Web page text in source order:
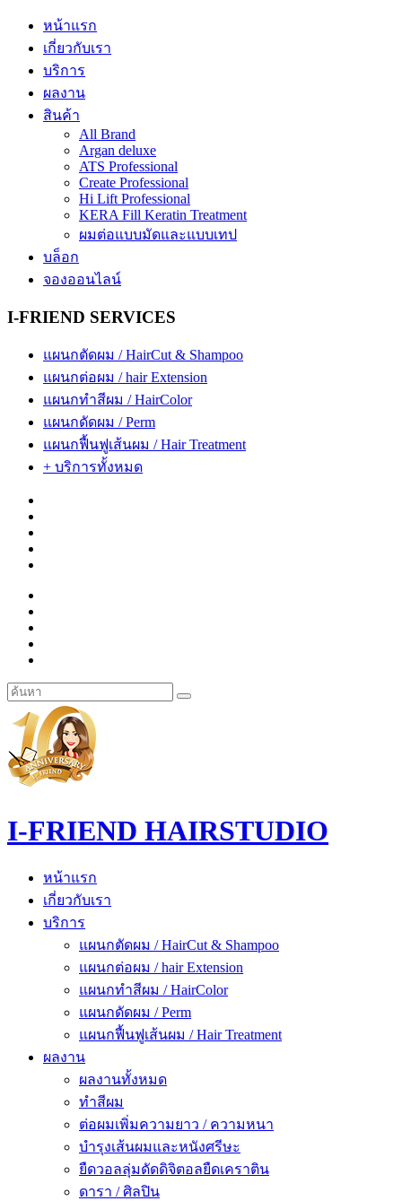
หน้าแรก
เกี่ยวกับเรา
บริการ
ผลงาน
สินค้า
All Brand
Argan deluxe
ATS Professional
Create Professional
Hi Lift Professional
KERA Fill Keratin Treatment
ผมต่อแบบมัดและแบบเทป
บล็อก
จองออนไลน์
I-FRIEND SERVICES
แผนกตัดผม / HairCut & Shampoo
แผนกต่อผม / hair Extension
แผนกทำสีผม / HairColor
แผนกดัดผม / Perm
แผนกฟื้นฟูเส้นผม / Hair Treatment
+ บริการทั้งหมด
I-FRIEND HAIRSTUDIO
หน้าแรก
เกี่ยวกับเรา
บริการ
แผนกตัดผม / HairCut & Shampoo
แผนกต่อผม / hair Extension
แผนกทำสีผม / HairColor
แผนกดัดผม / Perm
แผนกฟื้นฟูเส้นผม / Hair Treatment
ผลงาน
ผลงานทั้งหมด
ทำสีผม
ต่อผมเพิ่มความยาว / ความหนา
บำรุงเส้นผมและหนังศรีษะ
ยืดวอลลุ่มดัดดิจิตอลยืดเคราติน
ดารา / ศิลปิน